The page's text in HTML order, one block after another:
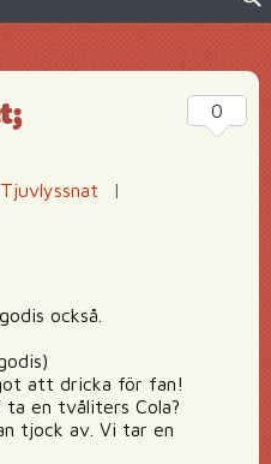
Tjuvlyssnat
|
också.
att dricka för fan!
en tvåliters Cola?
tjock av. Vi tar en
0